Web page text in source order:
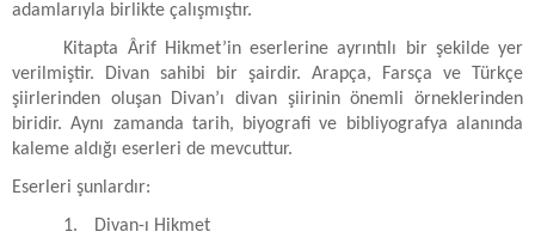
adamlarıyla birlikte çalışmıştır.
Kitapta Ârif Hikmet’in eserlerine ayrıntılı bir şekilde yer
verilmiştir. Divan sahibi bir şairdir. Arapça, Farsça ve Türkçe
şiirlerinden oluşan Divan’ı divan şiirinin önemli örneklerinden
biridir. Aynı zamanda tarih, biyografi ve bibliyografya alanında
kaleme aldığı eserleri de mevcuttur.
Eserleri şunlardır:
1.
Divan-ı Hikmet